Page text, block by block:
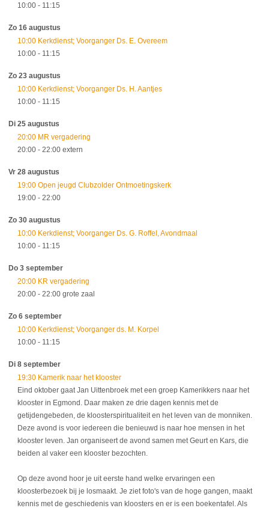
10:00 - 11:15
Zo 16 augustus
10:00 Kerkdienst; Voorganger Ds. E. Overeem
10:00 - 11:15
Zo 23 augustus
10:00 Kerkdienst; Voorganger Ds. H. Aantjes
10:00 - 11:15
Di 25 augustus
20:00 MR vergadering
20:00 - 22:00 extern
Vr 28 augustus
19:00 Open jeugd Clubzolder Ontmoetingskerk
19:00 - 22:00
Zo 30 augustus
10:00 Kerkdienst; Voorganger Ds. G. Roffel, Avondmaal
10:00 - 11:15
Do 3 september
20:00 KR vergadering
20:00 - 22:00 grote zaal
Zo 6 september
10:00 Kerkdienst; Voorganger ds. M. Korpel
10:00 - 11:15
Di 8 september
19:30 Kamerik naar het klooster
Eind oktober gaat Jan Uittenbroek met een groep Kamerikkers naar het
klooster in Egmond. Daar maken ze drie dagen kennis met de
getijdengebeden, de kloosterspiritualiteit en het leven van de monniken.
Deze avond is voor iedereen die benieuwd is naar hoe mensen in het
klooster leven. Jan organiseert de avond samen met Geurt en Kars, die
beiden al vaker een klooster bezochten.
Op deze avond hoor je uit eerste hand welke ervaringen een
kloosterbezoek bij je losmaakt. Je ziet foto's van de hoge gangen, maakt
kennis met de geschiedenis van kloosters en er is een boekentafel. Als